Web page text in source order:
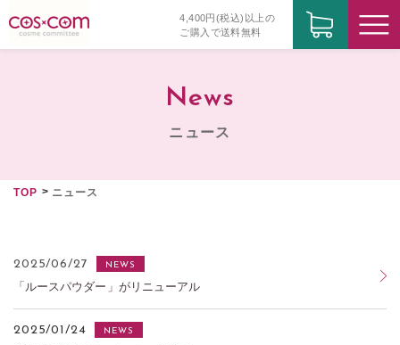
4,400円(税込)以上の
ご購入で送料無料
News
ニュース
TOP ニュース
2025/06/27 NEWS
「ルースパウダー」がリニューアル
2025/01/24 NEWS